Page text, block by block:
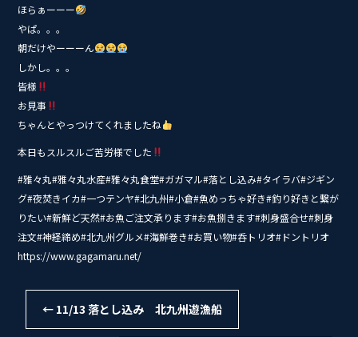
ほらぁーーー
やぱ。。。
朝だけやーーーん
しかし。。。
皆様
お見事
ちゃんとやっつけてくれましたね
本日もスルスルご苦労様でした
#雅々丸#雅々丸水産#雅々丸食堂#ガガマル#落とし込み#タイ‭ラバ#ジギン
グ#夜焚きイカ#一つテンヤ#北九州#小倉#魚めっちゃ好き#釣り好きと繋が
りたい#新鮮ど天然#お魚ご注文承ります#お魚捌きます#刺身盛合せ#刺身
注文#神経締め#北九州グルメ#海鮮巻き#お買い物#呑トリオ#ドントリオ
https://www.gagamaru.net/
← 11/13 落とし込み 北九州遊漁船